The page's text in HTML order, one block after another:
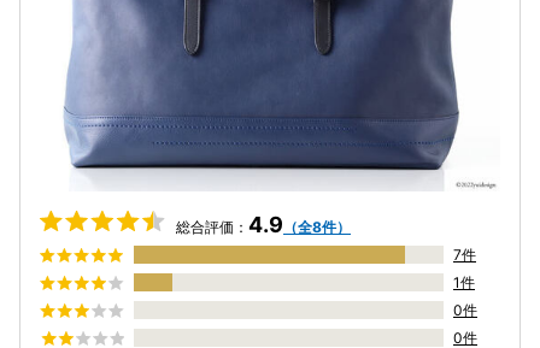
総合評価： 4.9 （全8件）
7件
1件
0件
0件